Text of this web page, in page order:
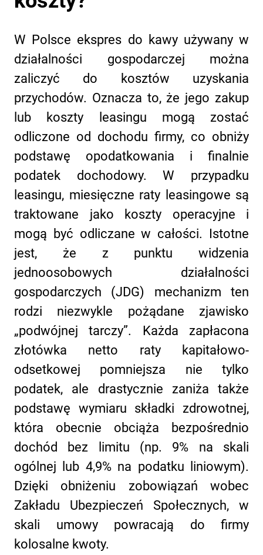
W Polsce ekspres do kawy używany w
działalności gospodarczej można
zaliczyć do kosztów uzyskania
przychodów. Oznacza to, że jego zakup
lub koszty leasingu mogą zostać
odliczone od dochodu firmy, co obniży
podstawę opodatkowania i finalnie
podatek dochodowy. W przypadku
leasingu, miesięczne raty leasingowe są
traktowane jako koszty operacyjne i
mogą być odliczane w całości. Istotne
jest, że z punktu widzenia
jednoosobowych działalności
gospodarczych (JDG) mechanizm ten
rodzi niezwykle pożądane zjawisko
„podwójnej tarczy”. Każda zapłacona
złotówka netto raty kapitałowo-
odsetkowej pomniejsza nie tylko
podatek, ale drastycznie zaniża także
podstawę wymiaru składki zdrowotnej,
która obecnie obciąża bezpośrednio
dochód bez limitu (np. 9% na skali
ogólnej lub 4,9% na podatku liniowym).
Dzięki obniżeniu zobowiązań wobec
Zakładu Ubezpieczeń Społecznych, w
skali umowy powracają do firmy
kolosalne kwoty.